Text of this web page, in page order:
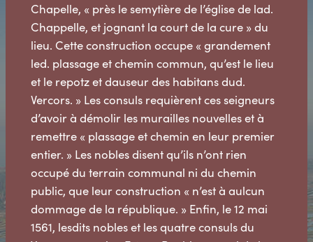
Chapelle, « près le semytière de l’église de lad.
Chappelle, et jognant la court de la cure » du
lieu. Cette construction occupe « grandement
led. plassage et chemin commun, qu’est le lieu
et le repotz et dauseur des habitans dud.
Vercors. » Les consuls requièrent ces seigneurs
d’avoir à démolir les murailles nouvelles et à
remettre « plassage et chemin en leur premier
entier. » Les nobles disent qu’ils n’ont rien
occupé du terrain communal ni du chemin
public, que leur construction « n’est à aulcun
dommage de la république. » Enfin, le 12 mai
1561, lesdits nobles et les quatre consuls du